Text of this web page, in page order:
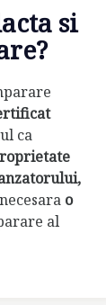
si
ca
o
al